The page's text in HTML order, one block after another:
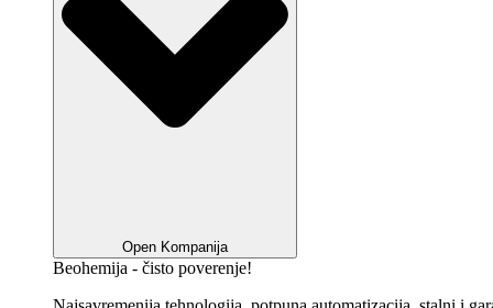
Open Kompanija
Beohemija - čisto poverenje!